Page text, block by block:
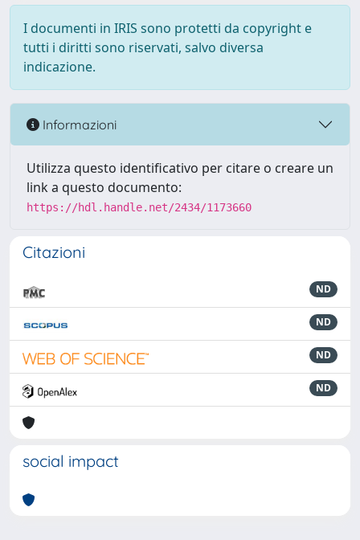
I documenti in IRIS sono protetti da copyright e
tutti i diritti sono riservati, salvo diversa
indicazione.
Informazioni
Utilizza questo identificativo per citare o creare un
link a questo documento:
https://hdl.handle.net/2434/1173660
Citazioni
ND
ND
ND
ND
social impact